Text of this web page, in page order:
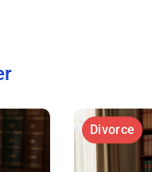
Divorce